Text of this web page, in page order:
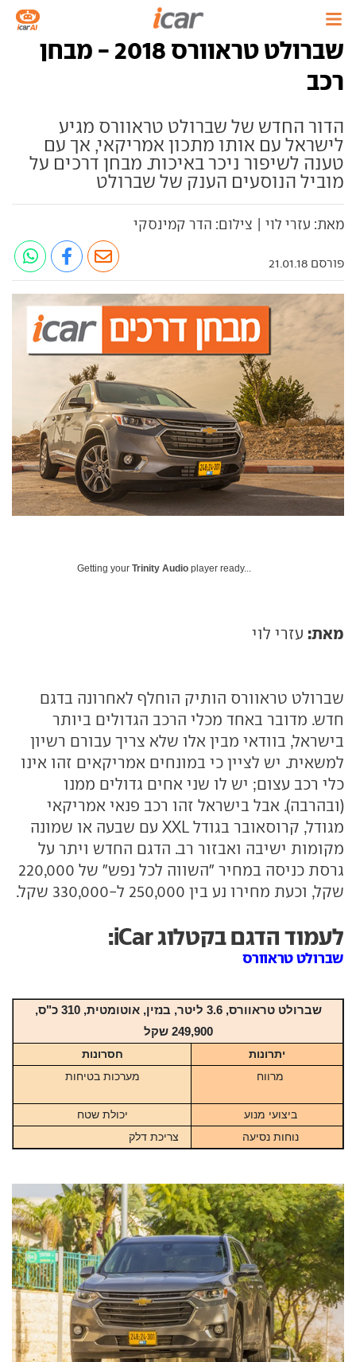
שברולט טראוורס 2018 - מבחן
רכב
הדור החדש של שברולט טראוורס מגיע
לישראל עם אותו מתכון אמריקאי, אך עם
טענה לשיפור ניכר באיכות. מבחן דרכים על
מוביל הנוסעים הענק של שברולט
מאת: עזרי לוי | צילום: הדר קמינסקי
פורסם 21.01.18
Getting your Trinity Audio player ready...
מאת: עזרי לוי
שברולט טראוורס הותיק הוחלף לאחרונה בדגם
חדש. מדובר באחד מכלי הרכב הגדולים ביותר
בישראל, בוודאי מבין אלו שלא צריך עבורם רשיון
למשאית. יש לציין כי במונחים אמריקאים זהו אינו
כלי רכב עצום; יש לו שני אחים גדולים ממנו
(ובהרבה). אבל בישראל זהו רכב פנאי אמריקאי
מגודל, קרוסאובר בגודל XXL עם שבעה או שמונה
מקומות ישיבה ואבזור רב. הדגם החדש ויתר על
גרסת כניסה במחיר "השווה לכל נפש" של 220,000
שקל, וכעת מחירו נע בין 250,000 ל-330,000 שקל.
לעמוד הדגם בקטלוג iCar:
שברולט טראוורס
שברולט טראוורס, 3.6 ליטר, בנזין, אוטומטית,
310 כ"ס,
249,900 שקל
יתרונות
חסרונות
מרווח
מערכות בטיחות
ביצועי מנוע
יכולת שטח
נוחות נסיעה צריכת דלק